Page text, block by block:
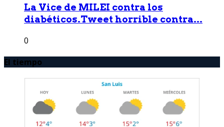
La Vice de MILEI contra los
diabéticos.Tweet horrible contra...
0
El tiempo